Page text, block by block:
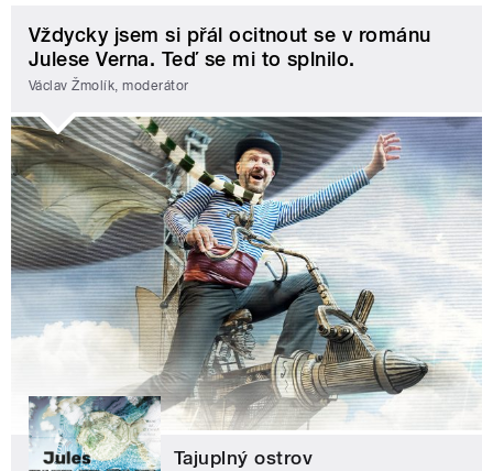
Vždycky jsem si přál ocitnout se v románu
Julese Verna. Teď se mi to splnilo.
Václav Žmolík, moderátor
Tajuplný ostrov